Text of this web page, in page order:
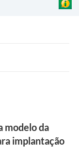
modelo da
implantação